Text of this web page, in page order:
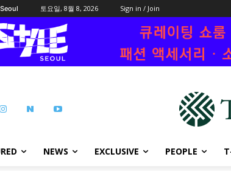
Seoul 토요일, 8월 8, 2026 Sign in / Join
NEWS EXCLUSIVE PEOPLE